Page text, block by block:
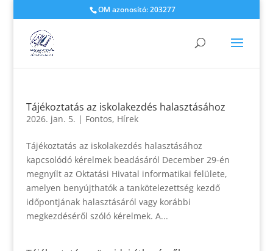
OM azonosító: 203277
Tájékoztatás az iskolakezdés halasztásához
2026. jan. 5. | Fontos, Hírek
Tájékoztatás az iskolakezdés halasztásához
kapcsolódó kérelmek beadásáról December 29-én
megnyílt az Oktatási Hivatal informatikai felülete,
amelyen benyújthatók a tankötelezettség kezdő
időpontjának halasztásáról vagy korábbi
megkezdéséről szóló kérelmek. A...